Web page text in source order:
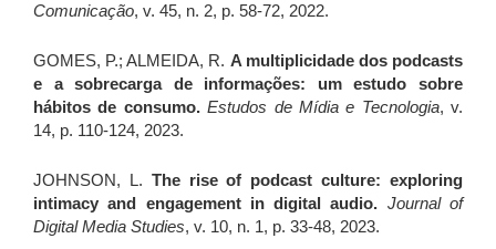
Comunicação, v. 45, n. 2, p. 58-72, 2022.
GOMES, P.; ALMEIDA, R. A multiplicidade dos podcasts
e a sobrecarga de informações: um estudo sobre
hábitos de consumo.Estudos de Mídia e Tecnologia, v.
14, p. 110-124, 2023.
JOHNSON, L. The rise of podcast culture: exploring
intimacy and engagement in digital audio. Journal of
Digital Media Studies, v. 10, n. 1, p. 33-48, 2023.